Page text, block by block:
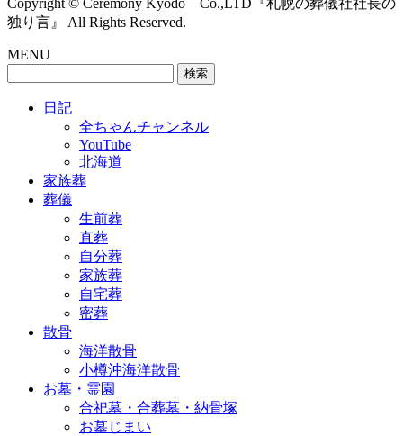
Copyright © Ceremony Kyodo Co.,LTD『札幌の葬儀社社長の
独り言』 All Rights Reserved.
MENU
日記
全ちゃんチャンネル
YouTube
北海道
家族葬
葬儀
生前葬
直葬
自分葬
家族葬
自宅葬
密葬
散骨
海洋散骨
小樽沖海洋散骨
お墓・霊園
合祀墓・合葬墓・納骨塚
お墓じまい